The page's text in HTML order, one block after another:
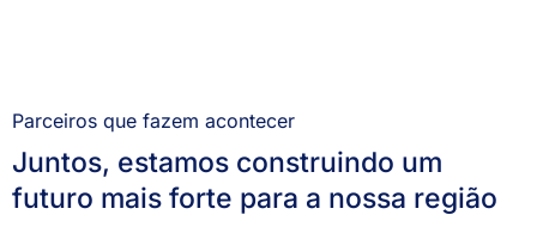
Parceiros que fazem acontecer
Juntos, estamos construindo um
futuro mais forte para a nossa região